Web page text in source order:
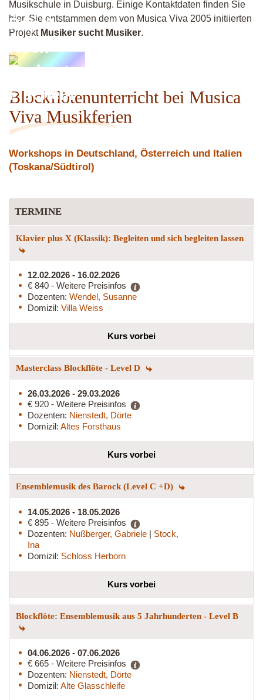
Musikschule in Duisburg. Einige Kontaktdaten finden Sie
hier. Sie entstammen dem von Musica Viva 2005 initiierten
Projekt Musiker sucht Musiker.
Pop &
Rock
Orchester
Fischeln
Blockflötenunterricht bei Musica
Viva Musikferien
Workshops in Deutschland, Österreich und Italien
(Toskana/Südtirol)
TERMINE
Klavier plus X (Klassik): Begleiten und sich begleiten lassen
12.02.2026 - 16.02.2026
€ 840 - Weitere Preisinfos
Dozenten: Wendel, Susanne
Domizil: Villa Weiss
Kurs vorbei
Masterclass Blockflöte - Level D
26.03.2026 - 29.03.2026
€ 920 - Weitere Preisinfos
Dozenten: Nienstedt, Dörte
Domizil: Altes Forsthaus
Kurs vorbei
Ensemblemusik des Barock (Level C +D)
14.05.2026 - 18.05.2026
€ 895 - Weitere Preisinfos
Dozenten: Nußberger, Gabriele | Stock,
Ina
Domizil: Schloss Herborn
Kurs vorbei
Blockflöte: Ensemblemusik aus 5 Jahrhunderten - Level B
04.06.2026 - 07.06.2026
€ 665 - Weitere Preisinfos
Dozenten: Nienstedt, Dörte
Domizil: Alte Glasschleife